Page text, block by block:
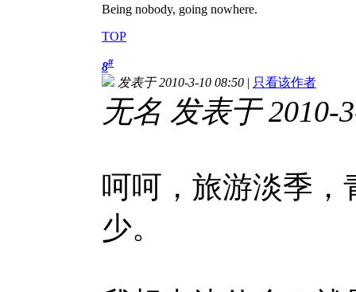
Being nobody, going nowhere.
TOP
8#
发表于 2010-3-10 08:50 | 只看该作者
无名 发表于 2010-
呵呵，旅游淡季，
少。